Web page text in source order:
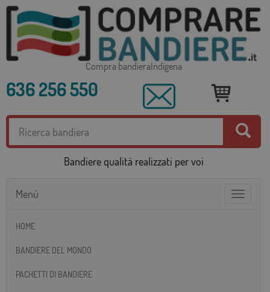
Compra bandieraIndígena
636 256 550
Bandiere qualità realizzati per voi
Toggle
Menú
HOME
BANDIERE DEL MONDO
PACHETTI DI BANDIERE